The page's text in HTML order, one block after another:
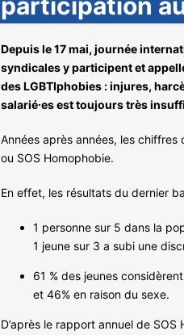
Depuis le 17 mai, journée
syndicales y participent et
des LGBTIphobies : injures,
salarié∙es est toujours très
Années après années, les
ou SOS Homophobie.
En effet, les résultats du dernier
1 personne sur 5 dans la
1 jeune sur 3 a subi une
61 % des jeunes
et 46% en raison du sexe.
D’après le rapport annuel de